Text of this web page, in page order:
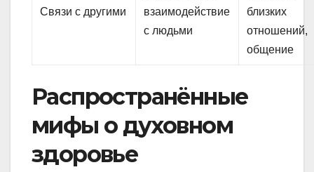
Связи с другими
взаимодействие
с людьми
близких
отношений,
общение
Распространённые
мифы о духовном
здоровье